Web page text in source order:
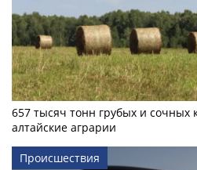
657 тысяч тонн грубых и сочных
алтайские аграрии
Происшествия